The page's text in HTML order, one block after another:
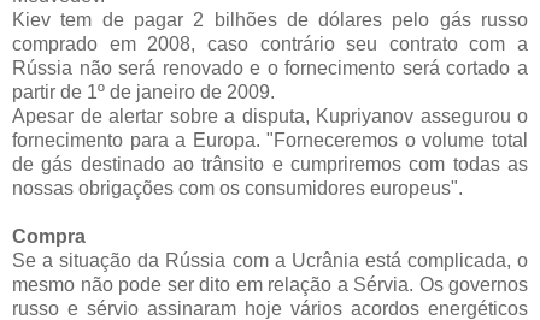
Kiev tem de pagar 2 bilhões de dólares pelo gás russo
comprado em 2008, caso contrário seu contrato com a
Rússia não será renovado e o fornecimento será cortado a
partir de 1º de janeiro de 2009.
Apesar de alertar sobre a disputa, Kupriyanov assegurou o
fornecimento para a Europa. "Forneceremos o volume total
de gás destinado ao trânsito e cumpriremos com todas as
nossas obrigações com os consumidores europeus".
Compra
Se a situação da Rússia com a Ucrânia está complicada, o
mesmo não pode ser dito em relação a Sérvia. Os governos
russo e sérvio assinaram hoje vários acordos energéticos